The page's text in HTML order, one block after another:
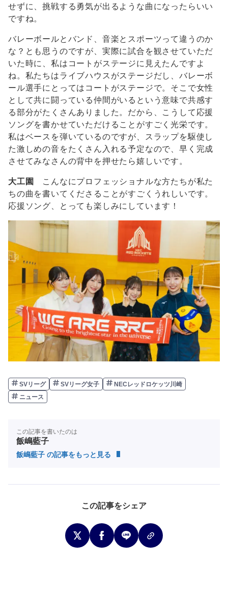
せずに、挑戦する勇気が出るような曲になったらいい
ですね。
バレーボールとバンド、音楽とスポーツって違うのか
な？とも思うのですが、実際に試合を観させていただ
いた時に、私はコートがステージに見えたんですよ
ね。私たちはライブハウスがステージだし、バレーボ
ール選手にとってはコートがステージで。そこで女性
として共に闘っている仲間がいるという意味で共感す
る部分がたくさんありました。だから、こうして応援
ソングを書かせていただけることがすごく光栄です。
私はベースを弾いているのですが、スラップを駆使し
た激しめの音をたくさん入れる予定なので、早く完成
させてみなさんの背中を押せたら嬉しいです。
大工園
こんなにプロフェッショナルな方たちが私た
ちの曲を書いてくださることがすごくうれしいです。
応援ソング、とっても楽しみにしています！
SVリーグ SVリーグ女子
NECレッドロケッツ川崎
ニュース
この記事を書いたのは
飯嶋藍子
飯嶋藍子 の記事をもっと見る
この記事をシェア